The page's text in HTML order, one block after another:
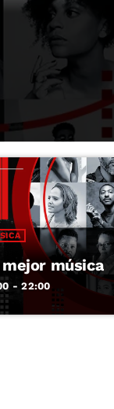
mejor música
- 22:00